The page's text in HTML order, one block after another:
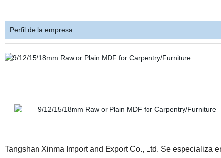
Perfil de la empresa
Tangshan Xinma Import and Export Co., Ltd. Se especializa